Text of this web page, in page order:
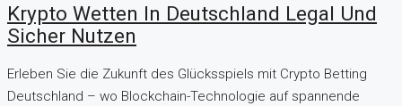
Krypto Wetten In Deutschland Legal Und
Sicher Nutzen
Erleben Sie die Zukunft des Glücksspiels mit Crypto Betting
Deutschland – wo Blockchain-Technologie auf spannende